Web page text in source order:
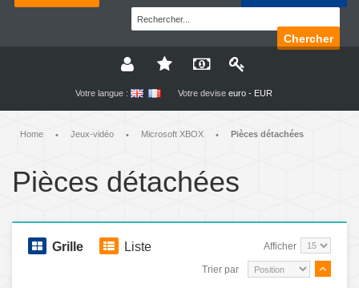
Chercher
Votre langue : Votre devise euro - EUR
Home • Jeux-vidéo • Microsoft XBOX • Pièces détachées
Pièces détachées
Grille Liste Afficher
Trier par